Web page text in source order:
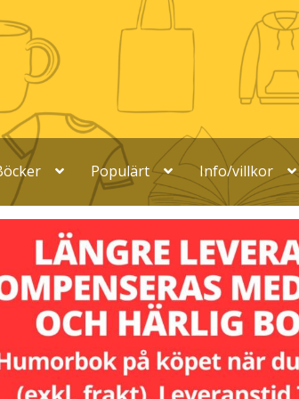
Populärt Info/villkor